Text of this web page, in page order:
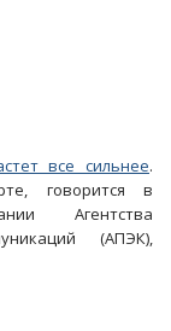
все сильнее.
говорится в
Агентства
(АПЭК),